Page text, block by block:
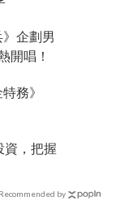
企劃男
開唱！
特務》
資，把握
Recommended by